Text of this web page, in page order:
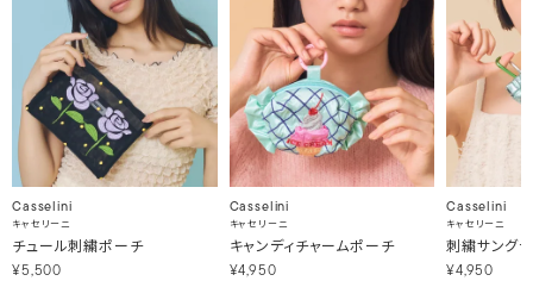
Casselini
キャセリーニ
チュール刺繍ポーチ
¥5,500
Casselini
キャセリーニ
キャンディチャームポーチ
¥4,950
Casselini
キャセリーニ
刺繍サング
¥4,950